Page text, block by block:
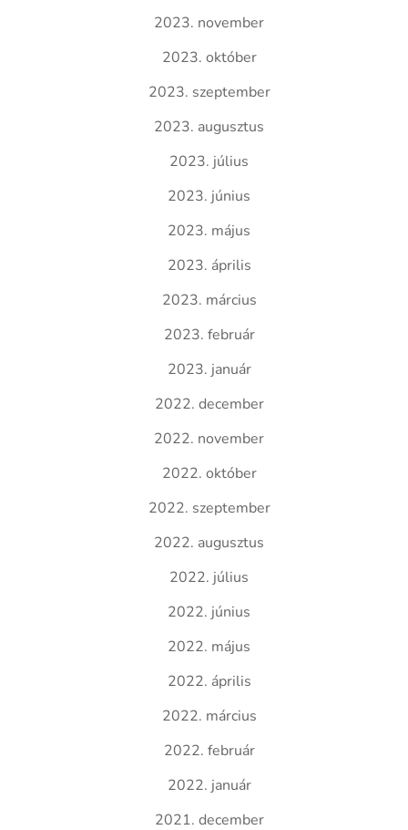
2023. november
2023. október
2023. szeptember
2023. augusztus
2023. július
2023. június
2023. május
2023. április
2023. március
2023. február
2023. január
2022. december
2022. november
2022. október
2022. szeptember
2022. augusztus
2022. július
2022. június
2022. május
2022. április
2022. március
2022. február
2022. január
2021. december